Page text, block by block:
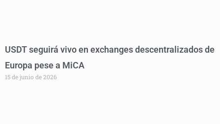
USDT seguirá vivo en exchanges descentralizados de
Europa pese a MiCA
15 de junio de 2026